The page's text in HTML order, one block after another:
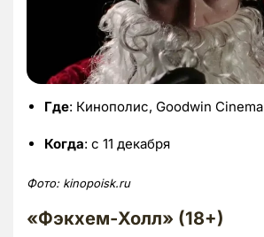
Где: Кинополис, Goodwin Cinema
Когда: с 11 декабря
Фото: kinopoisk.ru
«Фэкхем-Холл» (18+)